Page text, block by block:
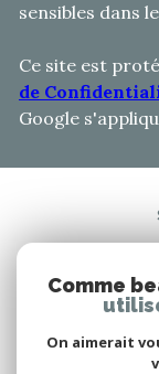
sensibles dans
Ce site est
de
Google
Comme
On aimerait